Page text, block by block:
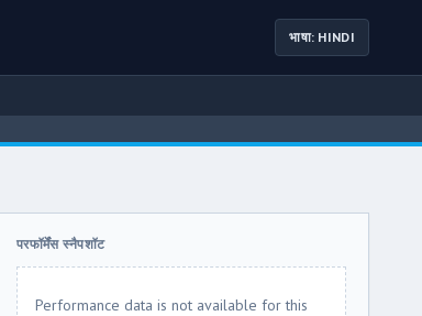
भाषा: HINDI
परफॉर्मेंस स्नैपशॉट
Performance data is not available for this